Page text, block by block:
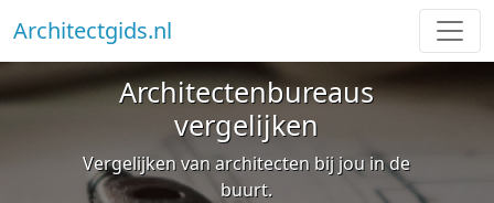
Architectgids.nl
Architectenbureaus
vergelijken
Vergelijken van architecten bij jou in de
buurt.